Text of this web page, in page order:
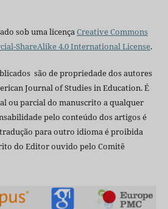
sob uma licença Creative Commons
ShareAlike 4.0 International License.
são de propriedade dos autores
Journal of Studies in Education. É
ou parcial do manuscrito a qualquer
pelo conteúdo dos artigos é
para outro idioma é proibida
do Editor ouvido pelo Comitê